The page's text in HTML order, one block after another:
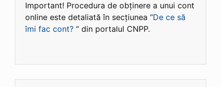
Important! Procedura de obținere a unui cont
online este detaliată în secțiunea “De ce să
îmi fac cont? “ din portalul CNPP.